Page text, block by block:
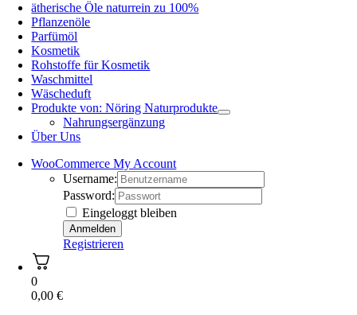
ätherische Öle naturrein zu 100%
Pflanzenöle
Parfümöl
Kosmetik
Rohstoffe für Kosmetik
Waschmittel
Wäscheduft
Produkte von: Nöring Naturprodukte
Nahrungsergänzung
Über Uns
WooCommerce My Account
Username:
Password:
Eingeloggt bleiben
Registrieren
0
0,00€